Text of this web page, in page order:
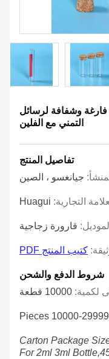
وشفافة لرسائل
التمني مع الفلين
تفاصيل المنتج
جيانغسو ، الصين
التجارية: Huagui
قارورة زجاجية
كتيب المنتج PDF
شروط الدفع والشحن
لكمية: 10000 قطعة
Carton Package
For 2ml 3ml